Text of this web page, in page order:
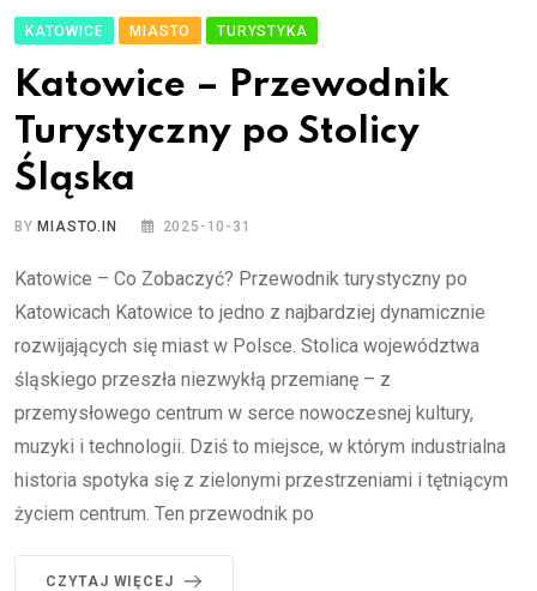
KATOWICE MIASTO TURYSTYKA
Katowice – Przewodnik
Turystyczny po Stolicy
Śląska
BYMIASTO.IN 2025-10-31
Katowice – Co Zobaczyć? Przewodnik turystyczny po
Katowicach Katowice to jedno z najbardziej dynamicznie
rozwijających się miast w Polsce. Stolica województwa
śląskiego przeszła niezwykłą przemianę – z
przemysłowego centrum w serce nowoczesnej kultury,
muzyki i technologii. Dziś to miejsce, w którym industrialna
historia spotyka się z zielonymi przestrzeniami i tętniącym
życiem centrum. Ten przewodnik po
CZYTAJ WIĘCEJ